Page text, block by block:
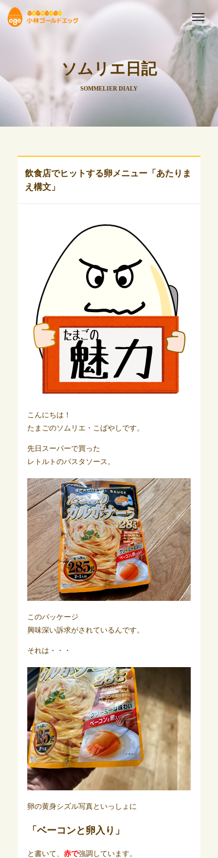
ソムリエ日記
SOMMELIER DIALY
飲食店でヒットする卵メニュー「あたりま
え構文」
こんにちは！
たまごのソムリエ・こばやしです。
先日スーパーで買った
レトルトのパスタソース。
このパッケージ
興味深い訴求がされているんです。
それは・・・
卵の黄身シズル写真といっしょに
「ベーコンと卵入り」
と書いて、 赤で強調しています。